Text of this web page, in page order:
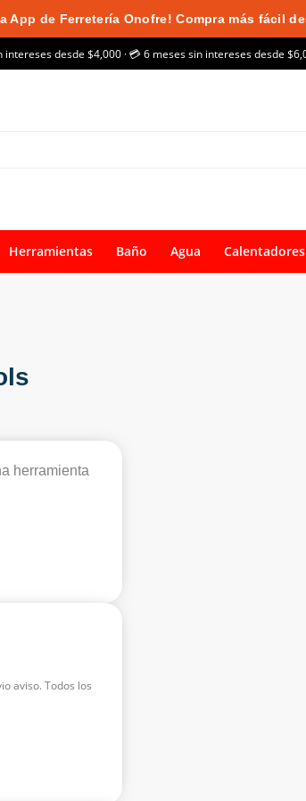
App de Ferretería Onofre! Compra más fácil
desde $4,000 · 💳 6 meses sin intereses desde
Herramientas Baño Agua Calentadores
herramienta
aviso. Todos los